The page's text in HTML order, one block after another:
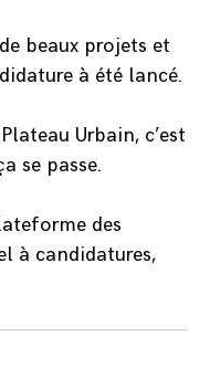
beaux projets et
à été lancé.
Urbain, c’est
se passe.
des
à candidatures,